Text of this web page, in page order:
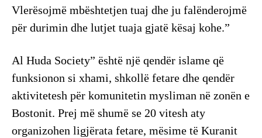
Vlerësojmë mbështetjen tuaj dhe ju falënderojmë
për durimin dhe lutjet tuaja gjatë kësaj kohe.”
Al Huda Society” është një qendër islame që
funksionon si xhami, shkollë fetare dhe qendër
aktivitetesh për komunitetin mysliman në zonën e
Bostonit. Prej më shumë se 20 vitesh aty
organizohen ligjërata fetare, mësime të Kuranit